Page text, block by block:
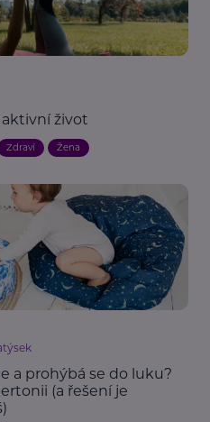
život
Zdraví Žena
a prohýbá se do luku?
(a řešení je